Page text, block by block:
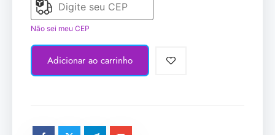
Não sei meu CEP
Adicionar ao carrinho